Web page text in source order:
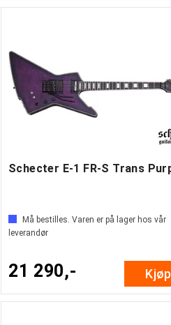
Må bestilles. Varen er på lager hos vår
leverandør
21 290,- Kjøp